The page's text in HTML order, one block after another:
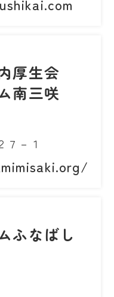
厚生会
南三咲
７－１
ふなばし